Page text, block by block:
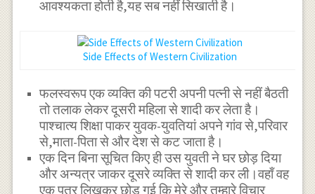
आवश्यकता होती है,यह सब नहीं सिखाती है।
Side Effects of Western Civilization
फलस्वरूप एक व्यक्ति की पटरी अपनी पत्नी से नहीं बैठती
तो तलाक लेकर दूसरी महिला से शादी कर लेता है।
पाश्चात्य शिक्षा पाकर युवक-युवतियां अपने गांव से,परिवार
से,माता-पिता से और देश से कट जाता है।
एक दिन बिना सूचित किए ही उस युवती ने घर छोड़ दिया
और अन्यत्र जाकर दूसरे व्यक्ति से शादी कर ली।वहाँ वह
एक पत्र लिखकर छोड़ गई कि मेरे और तुम्हारे विचार